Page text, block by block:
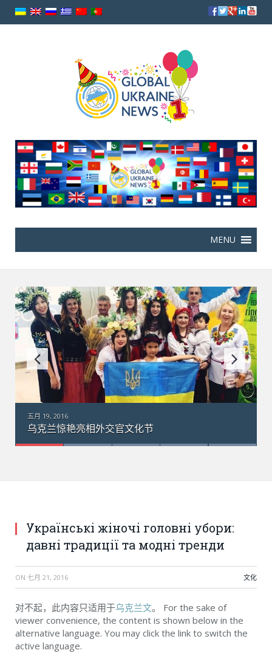
五月 18, 2016
乌克兰“梦幻”运输机在澳大利亚：引数千群众围观
Українські жіночі головні убори:
давні традиції та модні тренди
ON 七月 21, 2016 文化
对不起，此内容只适用于乌克兰文。 For the sake of
viewer convenience, the content is shown below in the
alternative language. You may click the link to switch the
active language.